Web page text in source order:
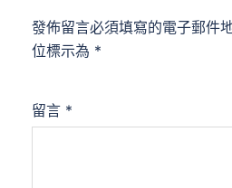
發佈留言必須填寫的電子郵件
位標示為 *
留言 *